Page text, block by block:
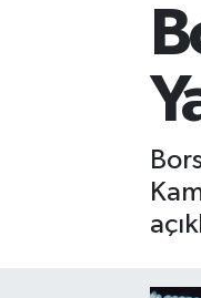
Borsa Haberleri
İş Dünyası
Süper Lig Puan
Tüm Manşetler
Son Dakika
Haber Arşivi